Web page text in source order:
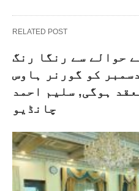
RELATED POST
حوالے سے رنگا رنگ
تقریب تقریب 7 دسمبر کو گورنر ہاوس
ہوگی, سلیم احمد
چانڈیو